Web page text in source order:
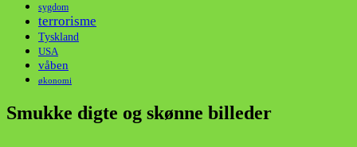
sygdom
terrorisme
Tyskland
USA
våben
økonomi
Smukke digte og skønne billeder